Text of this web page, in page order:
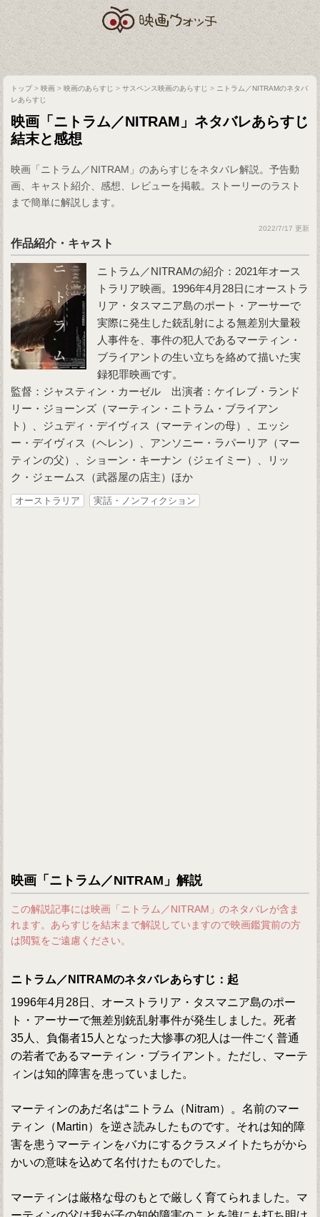
トップ>映画 >映画のあらすじ >サスペンス映画のあらすじ > ニトラム／NITRAMのネタバ
レあらすじ
映画「ニトラム／NITRAM」ネタバレあらすじ
結末と感想
映画「ニトラム／NITRAM」のあらすじをネタバレ解説。予告動
画、キャスト紹介、感想、レビューを掲載。ストーリーのラスト
まで簡単に解説します。
2022/7/17 更新
作品紹介・キャスト
ニトラム／NITRAMの紹介：2021年オース
トラリア映画。1996年4月28日にオーストラ
リア・タスマニア島のポート・アーサーで
実際に発生した銃乱射による無差別大量殺
人事件を、事件の犯人であるマーティン・
ブライアントの生い立ちを絡めて描いた実
録犯罪映画です。
監督：ジャスティン・カーゼル 出演者：ケイレブ・ランド
リー・ジョーンズ（マーティン・ニトラム・ブライアン
ト）、ジュディ・デイヴィス（マーティンの母）、エッシ
ー・デイヴィス（ヘレン）、アンソニー・ラパーリア（マー
ティンの父）、ショーン・キーナン（ジェイミー）、リッ
ク・ジェームス（武器屋の店主）ほか
オーストラリア 実話・ノンフィクション
映画「ニトラム／NITRAM」解説
この解説記事には映画「ニトラム／NITRAM」のネタバレが含ま
れます。あらすじを結末まで解説していますので映画鑑賞前の方
は閲覧をご遠慮ください。
ニトラム／NITRAMのネタバレあらすじ：起
1996年4月28日、オーストラリア・タスマニア島のポー
ト・アーサーで無差別銃乱射事件が発生しました。死者
35人、負傷者15人となった大惨事の犯人は一件ごく普通
の若者であるマーティン・ブライアント。ただし、マーテ
ィンは知的障害を患っていました。
マーティンのあだ名は“ニトラム（Nitram）。名前のマー
ティン（Martin）を逆さ読みしたものです。それは知的障
害を患うマーティンをバカにするクラスメイトたちがから
かいの意味を込めて名付けたものでした。
マーティンは厳格な母のもとで厳しく育てられました。マ